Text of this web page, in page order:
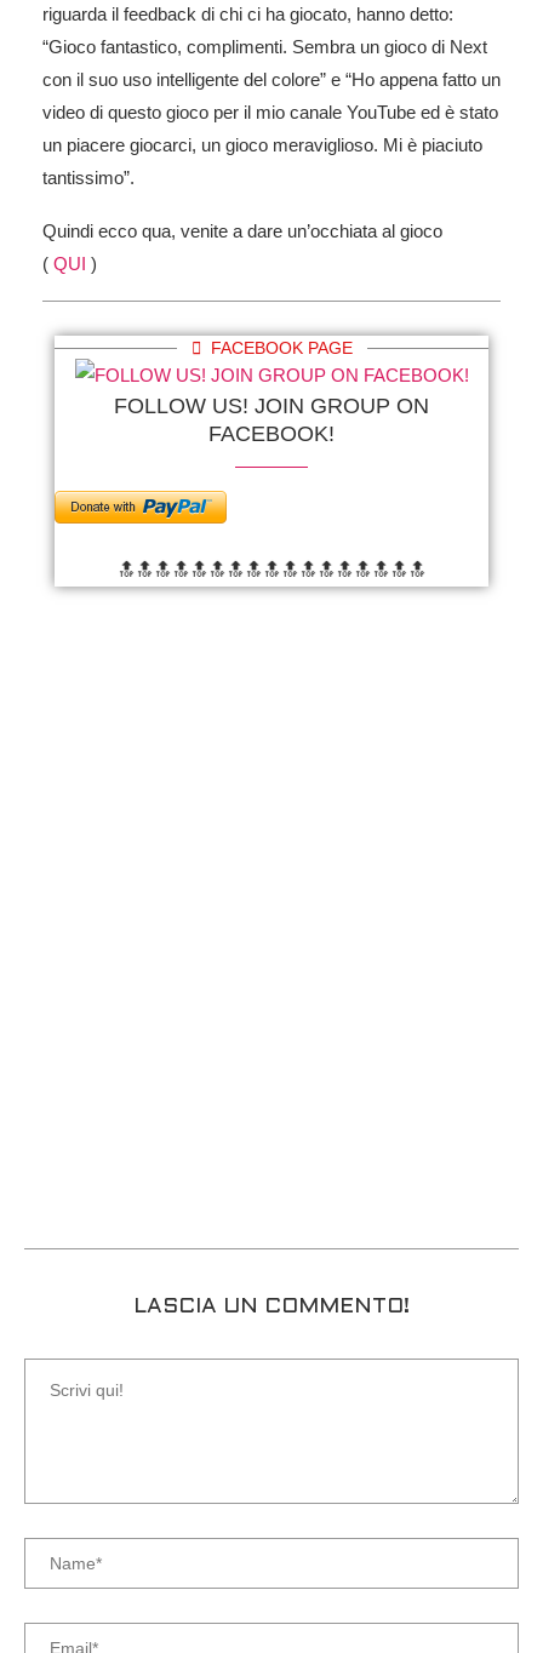
riguarda il feedback di chi ci ha giocato, hanno detto:
“Gioco fantastico, complimenti. Sembra un gioco di Next
con il suo uso intelligente del colore” e “Ho appena fatto un
video di questo gioco per il mio canale YouTube ed è stato
un piacere giocarci, un gioco meraviglioso. Mi è piaciuto
tantissimo”.
Quindi ecco qua, venite a dare un’occhiata al gioco
( QUI )
FACEBOOK PAGE
FOLLOW US! JOIN GROUP ON
FACEBOOK!
🔝🔝🔝🔝🔝🔝 🔝🔝🔝🔝🔝🔝 🔝🔝🔝🔝🔝
LASCIA UN COMMENTO!